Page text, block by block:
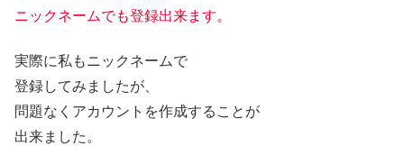
ニックネームでも登録出来ます。
実際に私もニックネームで
登録してみましたが、
問題なくアカウントを作成することが
出来ました。